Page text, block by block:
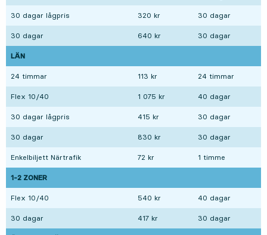
30 dagar lågpris 320 kr 30 dagar
30 dagar 640 kr 30 dagar
LÄN
24 timmar 113 kr 24 timmar
Flex 10/40 1 075 kr 40 dagar
30 dagar lågpris 415 kr 30 dagar
30 dagar 830 kr 30 dagar
Enkelbiljett Närtrafik 72 kr 1 timme
1-2 ZONER
Flex 10/40 540 kr 40 dagar
30 dagar 417 kr 30 dagar